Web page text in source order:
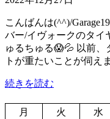
こんばんは(^^)/
バー/イヴォークのタイ
ゅるちゅる😱💦 以前
トが重たいことが伺
続きを読む
月
火 水